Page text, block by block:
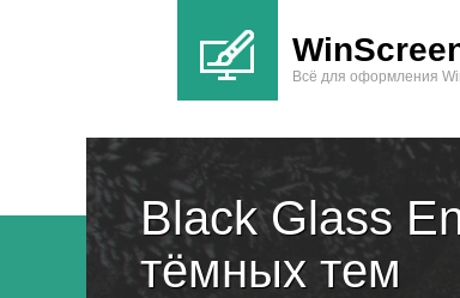
Всё для оформления
Black Glass
тёмных тем